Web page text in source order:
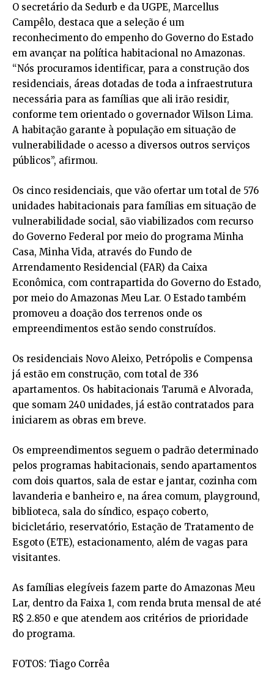
O secretário da Sedurb e da UGPE, Marcellus
Campêlo, destaca que a seleção é um
reconhecimento do empenho do Governo do Estado
em avançar na política habitacional no Amazonas.
“Nós procuramos identificar, para a construção dos
residenciais, áreas dotadas de toda a infraestrutura
necessária para as famílias que ali irão residir,
conforme tem orientado o governador Wilson Lima.
A habitação garante à população em situação de
vulnerabilidade o acesso a diversos outros serviços
públicos”, afirmou.
Os cinco residenciais, que vão ofertar um total de 576
unidades habitacionais para famílias em situação de
vulnerabilidade social, são viabilizados com recurso
do Governo Federal por meio do programa Minha
Casa, Minha Vida, através do Fundo de
Arrendamento Residencial (FAR) da Caixa
Econômica, com contrapartida do Governo do Estado,
por meio do Amazonas Meu Lar. O Estado também
promoveu a doação dos terrenos onde os
empreendimentos estão sendo construídos.
Os residenciais Novo Aleixo, Petrópolis e Compensa
já estão em construção, com total de 336
apartamentos. Os habitacionais Tarumã e Alvorada,
que somam 240 unidades, já estão contratados para
iniciarem as obras em breve.
Os empreendimentos seguem o padrão determinado
pelos programas habitacionais, sendo apartamentos
com dois quartos, sala de estar e jantar, cozinha com
lavanderia e banheiro e, na área comum, playground,
biblioteca, sala do síndico, espaço coberto,
bicicletário, reservatório, Estação de Tratamento de
Esgoto (ETE), estacionamento, além de vagas para
visitantes.
As famílias elegíveis fazem parte do Amazonas Meu
Lar, dentro da Faixa 1, com renda bruta mensal de até
R$ 2.850 e que atendem aos critérios de prioridade
do programa.
FOTOS: Tiago Corrêa